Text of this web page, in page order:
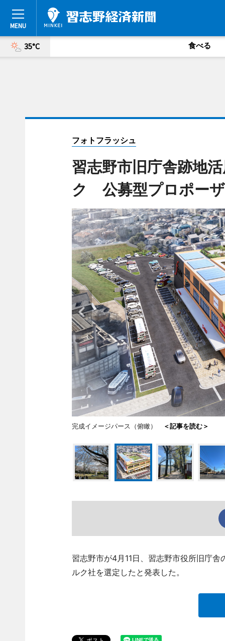
35°C 食べる
フォトフラッシュ
習志野市旧庁舎跡地
ク 公募型プロポー
完成イメージパース（俯瞰） ＜記事を読む＞
習志野市が4月11日、習志野市役所旧庁
ルク社を選定したと発表した。